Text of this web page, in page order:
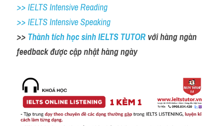
>> IELTS Intensive Reading
>> IELTS Intensive Speaking
>> Thành tích học sinh IELTS TUTOR với hàng ngàn
feedback được cập nhật hàng ngày